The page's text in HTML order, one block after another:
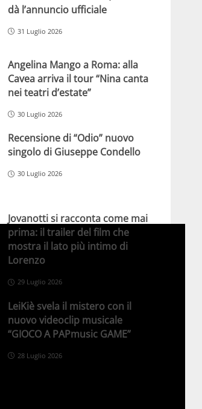
dà l’annuncio ufficiale
31 Luglio 2026
Angelina Mango a Roma: alla
Cavea arriva il tour “Nina canta
nei teatri d’estate”
30 Luglio 2026
Recensione di “Odio” nuovo
singolo di Giuseppe Condello
30 Luglio 2026
Jovanotti si racconta come mai
prima: il trailer del film che
mostra il lato più intimo di
Lorenzo
29 Luglio 2026
LeiKiè svela il mistero con il
nuovo videoclip musicale
“GIOCO A PAPmusic GAME”
28 Luglio 2026